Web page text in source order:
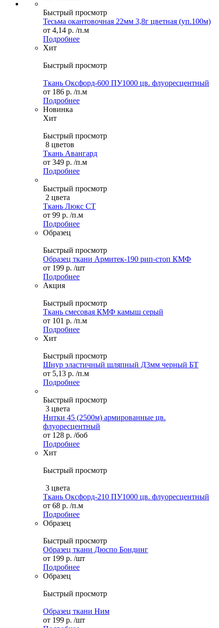
Быстрый просмотр
Тесьма окантовочная 22мм 3,8г цветная (уп.100м)
от 4,14 р. /п.м
Подробнее
Хит
Быстрый просмотр
Ткань Оксфорд-600 ПУ1000 цв. флуоресцентный
от 186 р. /п.м
Подробнее
Новинка
Хит
Быстрый просмотр
8 цветов
Ткань Авангард
от 349 р. /п.м
Подробнее
Быстрый просмотр
2 цвета
Ткань Люкс СТ
от 99 р. /п.м
Подробнее
Образец
Быстрый просмотр
Образец ткани Армитек-190 рип-стоп КМФ
от 199 р. /шт
Подробнее
Акция
Быстрый просмотр
Ткань смесовая КМФ камыш серый
от 101 р. /п.м
Подробнее
Хит
Быстрый просмотр
Шнур эластичный шляпный Д3мм черный БТ
от 5,13 р. /п.м
Подробнее
Быстрый просмотр
3 цвета
Нитки 45 (2500м) армированные цв.
флуоресцентный
от 128 р. /боб
Подробнее
Хит
Быстрый просмотр
3 цвета
Ткань Оксфорд-210 ПУ1000 цв. флуоресцентный
от 68 р. /п.м
Подробнее
Образец
Быстрый просмотр
Образец ткани Дюспо Бондинг
от 199 р. /шт
Подробнее
Образец
Быстрый просмотр
Образец ткани Ним
от 199 р. /шт